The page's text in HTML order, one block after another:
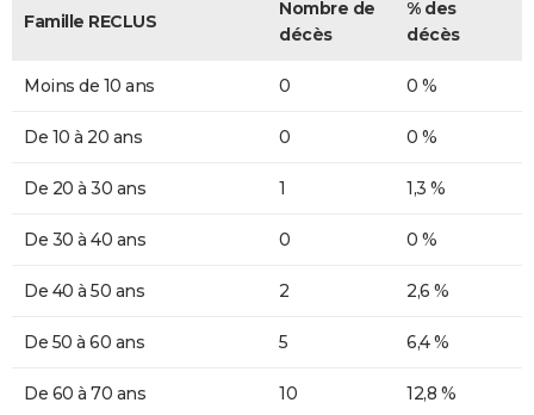
Famille RECLUS
Nombre de
décès
% des
décès
Moins de 10 ans 0 0 %
De 10 à 20 ans 0 0 %
De 20 à 30 ans 1 1,3 %
De 30 à 40 ans 0 0 %
De 40 à 50 ans 2 2,6 %
De 50 à 60 ans 5 6,4 %
De 60 à 70 ans 10 12,8 %